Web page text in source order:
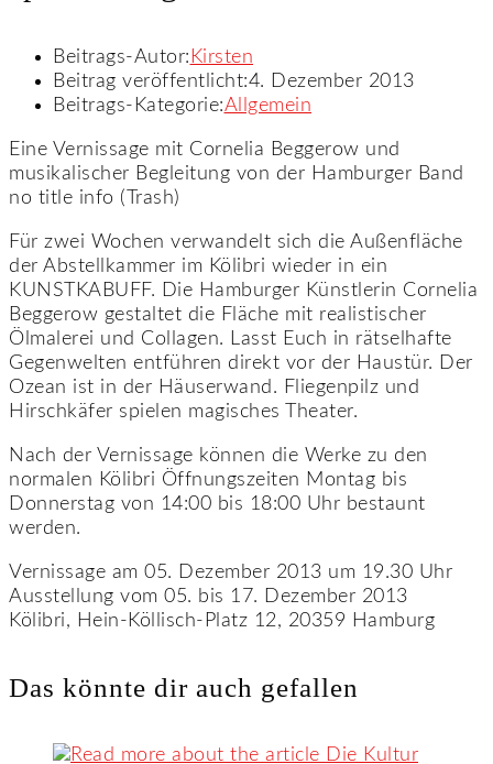
Beitrags-Autor: Kirsten
Beitrag veröffentlicht:4. Dezember 2013
Beitrags-Kategorie:Allgemein
Eine Vernissage mit Cornelia Beggerow und
musikalischer Begleitung von der Hamburger Band
no title info (Trash)
Für zwei Wochen verwandelt sich die Außenfläche
der Abstellkammer im Kölibri wieder in ein
KUNSTKABUFF. Die Hamburger Künstlerin Cornelia
Beggerow gestaltet die Fläche mit realistischer
Ölmalerei und Collagen. Lasst Euch in rätselhafte
Gegenwelten entführen direkt vor der Haustür. Der
Ozean ist in der Häuserwand. Fliegenpilz und
Hirschkäfer spielen magisches Theater.
Nach der Vernissage können die Werke zu den
normalen Kölibri Öffnungszeiten Montag bis
Donnerstag von 14:00 bis 18:00 Uhr bestaunt
werden.
Vernissage am 05. Dezember 2013 um 19.30 Uhr
Ausstellung vom 05. bis 17. Dezember 2013
Kölibri, Hein-Köllisch-Platz 12, 20359 Hamburg
Das könnte dir auch gefallen